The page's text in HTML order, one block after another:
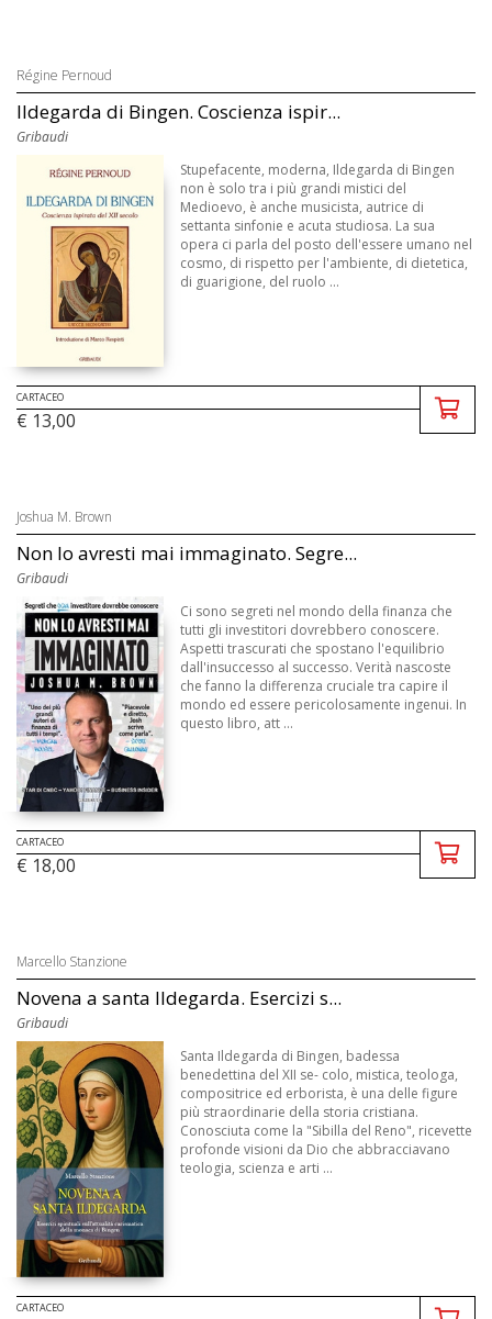
Régine Pernoud
Ildegarda di Bingen. Coscienza ispir...
Gribaudi
Stupefacente, moderna, Ildegarda di Bingen
non è solo tra i più grandi mistici del
Medioevo, è anche musicista, autrice di
settanta sinfonie e acuta studiosa. La sua
opera ci parla del posto dell'essere umano nel
cosmo, di rispetto per l'ambiente, di dietetica,
di guarigione, del ruolo ...
CARTACEO
€ 13,00
Joshua M. Brown
Non lo avresti mai immaginato. Segre...
Gribaudi
Ci sono segreti nel mondo della finanza che
tutti gli investitori dovrebbero conoscere.
Aspetti trascurati che spostano l'equilibrio
dall'insuccesso al successo. Verità nascoste
che fanno la differenza cruciale tra capire il
mondo ed essere pericolosamente ingenui. In
questo libro, att ...
CARTACEO
€ 18,00
Marcello Stanzione
Novena a santa Ildegarda. Esercizi s...
Gribaudi
Santa Ildegarda di Bingen, badessa
benedettina del XII se- colo, mistica, teologa,
compositrice ed erborista, è una delle figure
più straordinarie della storia cristiana.
Conosciuta come la "Sibilla del Reno", ricevette
profonde visioni da Dio che abbracciavano
teologia, scienza e arti ...
CARTACEO